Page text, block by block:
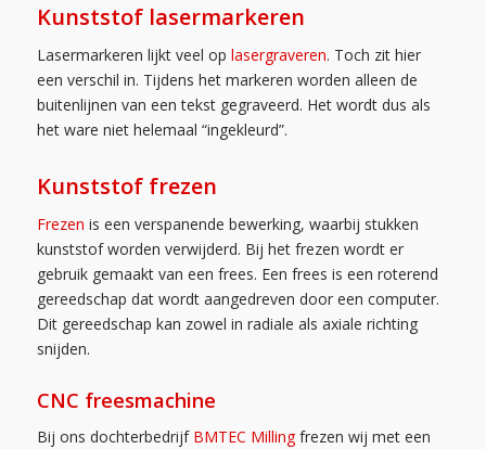
Kunststof lasermarkeren
Lasermarkeren lijkt veel op lasergraveren. Toch zit hier
een verschil in. Tijdens het markeren worden alleen de
buitenlijnen van een tekst gegraveerd. Het wordt dus als
het ware niet helemaal “ingekleurd”.
Kunststof frezen
Frezen is een verspanende bewerking, waarbij stukken
kunststof worden verwijderd. Bij het frezen wordt er
gebruik gemaakt van een frees. Een frees is een roterend
gereedschap dat wordt aangedreven door een computer.
Dit gereedschap kan zowel in radiale als axiale richting
snijden.
CNC freesmachine
Bij ons dochterbedrijf BMTEC Millingfrezen wij met een